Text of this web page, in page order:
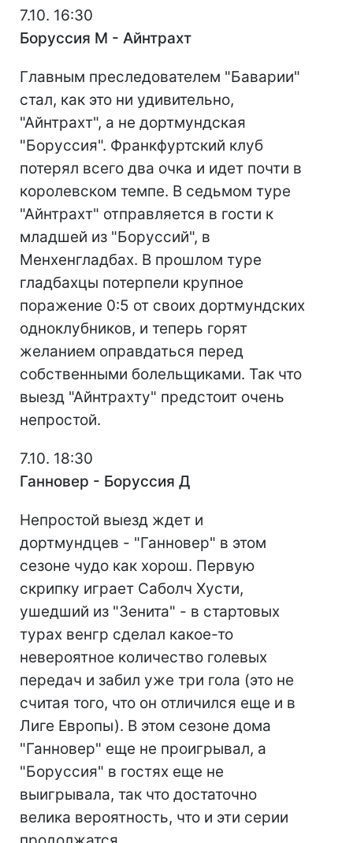
7.10. 16:30
Боруссия М - Айнтрахт
Главным преследователем "Баварии"
стал, как это ни удивительно,
"Айнтрахт", а не дортмундская
"Боруссия". Франкфуртский клуб
потерял всего два очка и идет почти в
королевском темпе. В седьмом туре
"Айнтрахт" отправляется в гости к
младшей из "Боруссий", в
Менхенгладбах. В прошлом туре
гладбахцы потерпели крупное
поражение 0:5 от своих дортмундских
одноклубников, и теперь горят
желанием оправдаться перед
собственными болельщиками. Так что
выезд "Айнтрахту" предстоит очень
непростой.
7.10. 18:30
Ганновер - Боруссия Д
Непростой выезд ждет и
дортмундцев - "Ганновер" в этом
сезоне чудо как хорош. Первую
скрипку играет Саболч Хусти,
ушедший из "Зенита" - в стартовых
турах венгр сделал какое-то
невероятное количество голевых
передач и забил уже три гола (это не
считая того, что он отличился еще и в
Лиге Европы). В этом сезоне дома
"Ганновер" еще не проигрывал, а
"Боруссия" в гостях еще не
выигрывала, так что достаточно
велика вероятность, что и эти серии